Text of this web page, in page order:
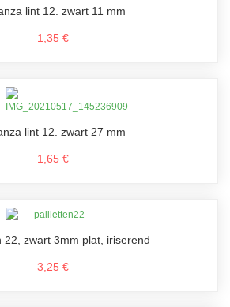
lint 12. zwart 11 mm
1,35 €
lint 12. zwart 27 mm
1,65 €
22, zwart 3mm plat, iriserend
3,25 €